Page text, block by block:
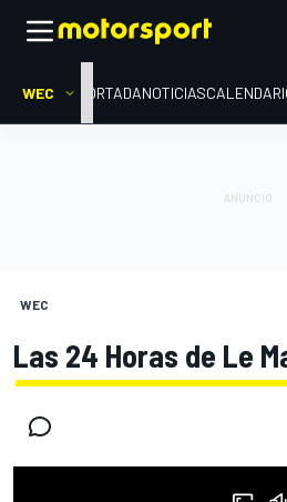
WEC PORTADANOTICIAS
WEC
Las 24 Horas de Le